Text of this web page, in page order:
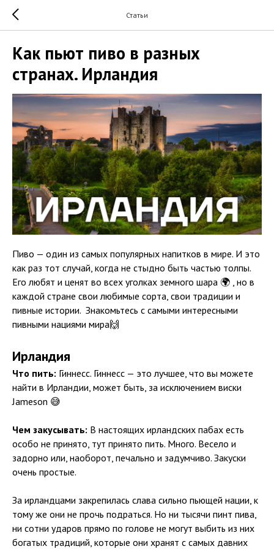
Статьи
Как пьют пиво в разных
странах. Ирландия
Пиво — один из самых популярных напитков в мире. И это
как раз тот случай, когда не стыдно быть частью толпы.
Его любят и ценят во всех уголках земного шара 🌍 , но в
каждой стране свои любимые сорта, свои традиции и
пивные истории. Знакомьтесь с самыми интересными
пивными нациями мира🙌
Ирландия
Что пить: Гиннесс. Гиннесс — это лучшее, что вы можете
найти в Ирландии, может быть, за исключением виски
Jameson 😅
Чем закусывать: В настоящих ирландских пабах есть
особо не принято, тут принято пить. Много. Весело и
задорно или, наоборот, печально и задумчиво. Закуски
очень простые.
За ирландцами закрепилась слава сильно пьющей нации, к
тому же они не прочь подраться. Но ни тысячи пинт пива,
ни сотни ударов прямо по голове не могут выбить из них
богатых традиций, которые они хранят с самых давних